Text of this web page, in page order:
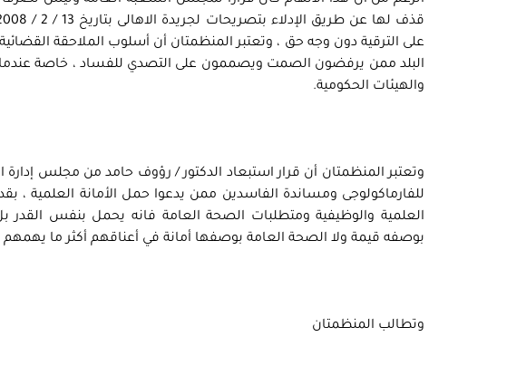
على الترقية دون وجه حق ، وتعتبر المنظمتان أن أسلوب الملاحقة
البلد ممن يرفضون الصمت ويصممون على التصدي للفساد ، خاصة
والهيئات الحكومية.
وتعتبر المنظمتان أن قرار استبعاد الدكتور / رؤوف حامد من مجلس إدارة
للفارماكولوجى ومساندة الفاسدين ممن يدعوا حمل الأمانة العلمية
العلمية والوظيفية ومتطلبات الصحة العامة فانه يحمل بنفس
بوصفه قيمة ولا الصحة العامة بوصفها أمانة في أعناقهم أكثر ما
وتطالب المنظمتان